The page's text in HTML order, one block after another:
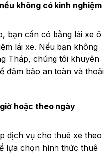
không có kinh nghiệm
bạn cần có bằng lái xe ô
lái xe. Nếu bạn không
Tháp, chúng tôi khuyên
đảm bảo an toàn và thoải
hoặc theo ngày
dịch vụ cho thuê xe theo
lựa chọn hình thức thuê